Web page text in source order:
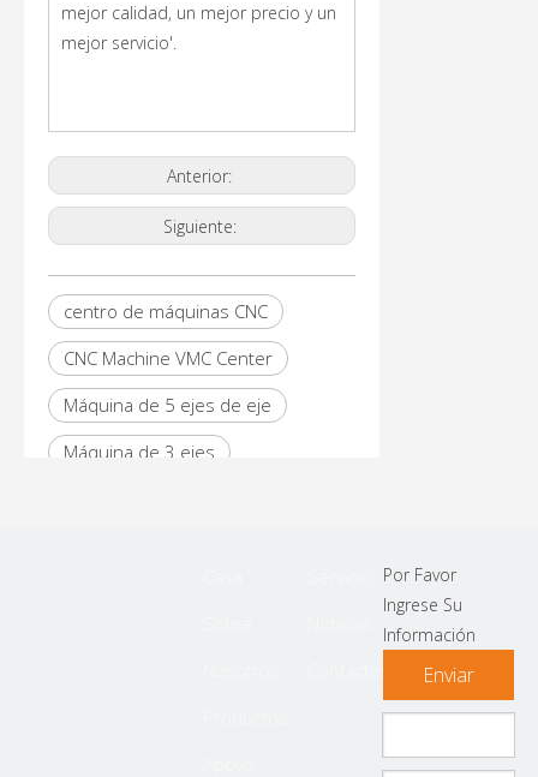
mejor calidad, un mejor precio y un
mejor servicio'.
Anterior:
Siguiente:
centro de máquinas CNC
CNC Machine VMC Center
Máquina de 5 ejes de eje
Máquina de 3 ejes
Por Favor
Ingrese Su
Información
Enviar